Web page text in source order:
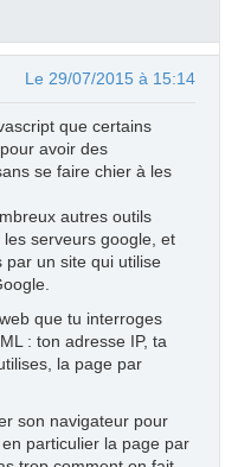
Le 29/07/2015 à 15:14
que certains
avoir des
se faire chier à les
autres outils
serveurs google, et
par un site qui utilise
que tu interroges
: ton adresse IP, ta
la page par
son navigateur pour
particulier la page par